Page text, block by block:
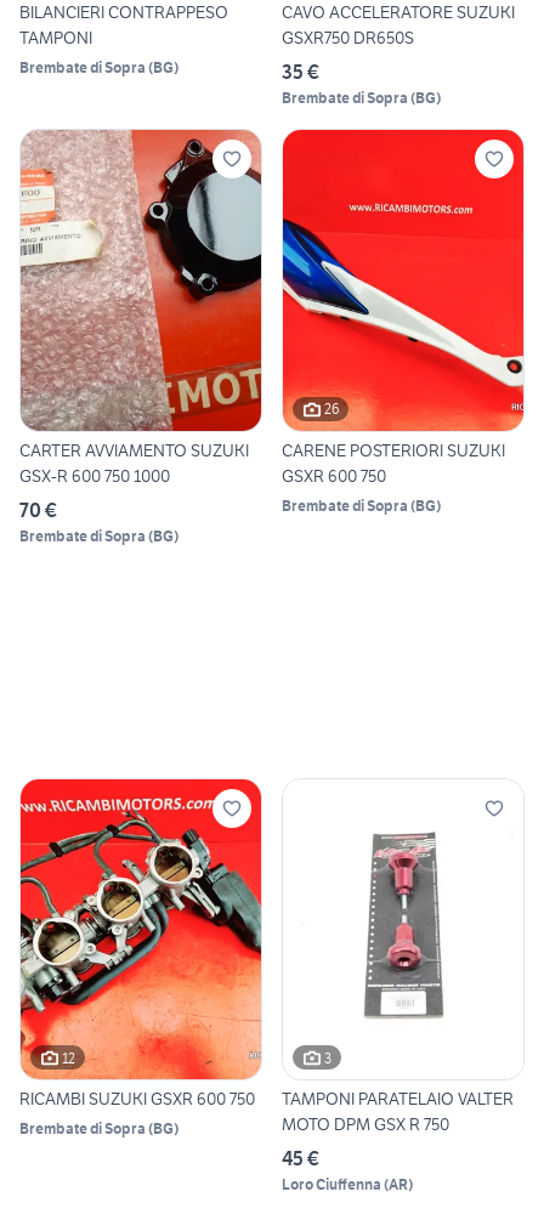
BILANCIERI CONTRAPPESO
TAMPONI
Brembate di Sopra (BG)
CAVO ACCELERATORE SUZUKI
GSXR750 DR650S
35 €
Brembate di Sopra (BG)
CARTER AVVIAMENTO SUZUKI
GSX-R 600 750 1000
70 €
Brembate di Sopra (BG)
26
CARENE POSTERIORI SUZUKI
GSXR 600 750
Brembate di Sopra (BG)
12
RICAMBI SUZUKI GSXR 600 750
Brembate di Sopra (BG)
3
TAMPONI PARATELAIO VALTER
MOTO DPM GSX R 750
45 €
Loro Ciuffenna (AR)